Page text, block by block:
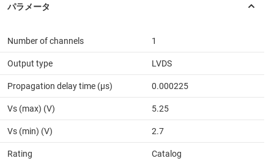
Number of channels 1
Output type LVDS
Propagation delay time (µs) 0.000225
Vs (max) (V) 5.25
Vs (min) (V) 2.7
Rating Catalog